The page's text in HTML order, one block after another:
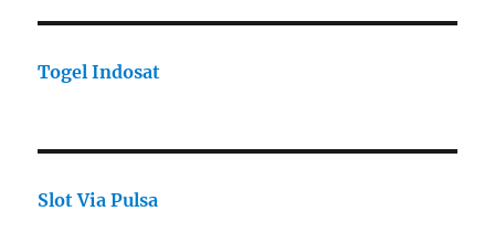
Togel Indosat
Slot Via Pulsa